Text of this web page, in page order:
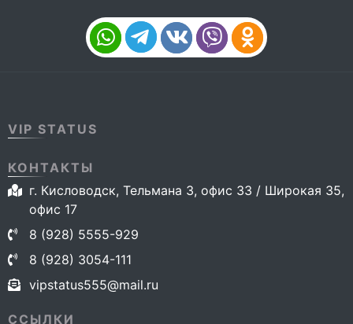
VIP STATUS
КОНТАКТЫ
г. Кисловодск, Тельмана 3, офис 33 / Широкая 35,
офис 17
8 (928) 5555-929
8 (928) 3054-111
vipstatus555@mail.ru
ССЫЛКИ